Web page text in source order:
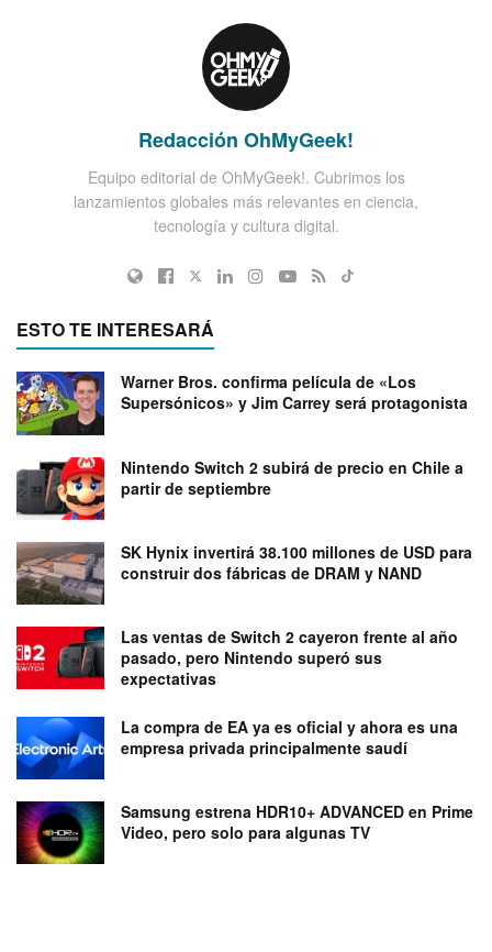
Redacción OhMyGeek!
Equipo editorial de OhMyGeek!. Cubrimos los
lanzamientos globales más relevantes en ciencia,
tecnología y cultura digital.
ESTO TE INTERESARÁ
Warner Bros. confirma película de «Los
Supersónicos» y Jim Carrey será protagonista
Nintendo Switch 2 subirá de precio en Chile a
partir de septiembre
SK Hynix invertirá 38.100 millones de USD para
construir dos fábricas de DRAM y NAND
Las ventas de Switch 2 cayeron frente al año
pasado, pero Nintendo superó sus
expectativas
La compra de EA ya es oficial y ahora es una
empresa privada principalmente saudí
Samsung estrena HDR10+ ADVANCED en Prime
Video, pero solo para algunas TV